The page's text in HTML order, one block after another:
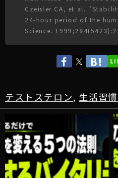
Czeisler CA, et al.
24-hour period of the
Science.
テストステロン, 生活習慣